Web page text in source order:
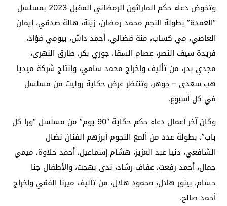
وتخوض دعاء حكم الماراثون الرمضاني المقبل 2023 بمسلسل
“العمدة” بطولة النجم محمد رمضان، زينة، هالة صدقي، إيمان
العاصي، مي كساب، منة فضالي، أحمد داش، بيومي فؤاد،
فريدة سيف النصر، عصام السقا، جوري بكر، طارق النهرى،
مجدي بدر، من تأليف وإخراج محمد سامي، وإنتاج شركة ميديا
هب سعدى – جوهر، وتنتظر عرض حكاية روليت من مسلسل
في كل أسبوع.
وكان آخر أعمال دعاء حكم حكاية “90 يوم” من مسلسل “ورا كل
باب”، بطولة عدد من ألمع النجوم أبرزهم الفنان نضال
الشافعي، دنيا عبد العزيز، هشام إسماعيل، أحمد حلاوة، ميمي
جمال، أحمد رفعت، عفاف رشاد، ندى بهجت، والأطفال جنا
حسام، بينور هلال، محمود هلال، من تأليف ميرنا الفقي وإخراج
أحمد صالح.